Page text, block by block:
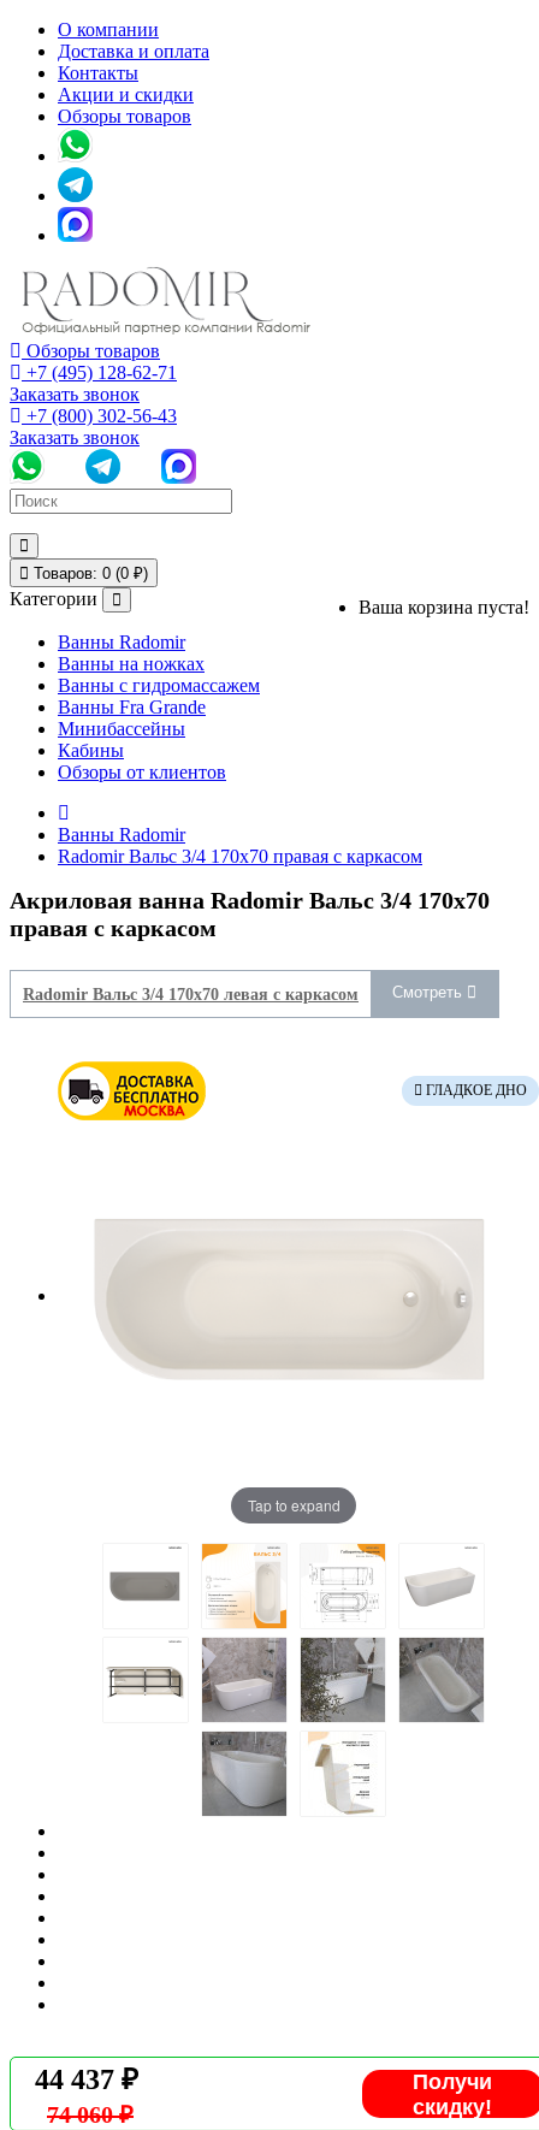
О компании
Доставка и оплата
Контакты
Акции и скидки
Обзоры товаров
Обзоры товаров
+7 (495) 128-62-71
Заказать звонок
+7 (800) 302-56-43
Заказать звонок
Товаров: 0 (0 ₽)
Ваша корзина пуста!
Категории
Ванны Radomir
Ванны на ножках
Ванны с гидромассажем
Ванны Fra Grande
Минибассейны
Кабины
Обзоры от клиентов
Ванны Radomir
Radomir Вальс 3/4 170x70 правая с каркасом
Акриловая ванна Radomir Вальс 3/4 170x70
правая с каркасом
Radomir Вальс 3/4 170x70 левая с каркасом Смотреть
ГЛАДКОЕ ДНО
Tap to expand
74 060 ₽
44 437 ₽
Получи
скидку!